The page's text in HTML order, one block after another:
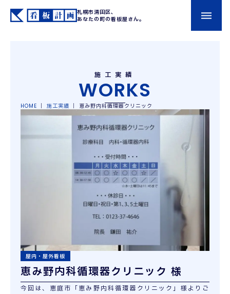
札幌市清田区、
あなたの町の看板屋さん。
施工実績
WORKS
HOME 施工実績 恵み野内科循環器クリニック
屋内・屋外看板
恵み野内科循環器クリニック 様
今回は、恵庭市「恵み野内科循環器クリニック」様よりご